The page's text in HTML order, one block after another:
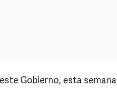
Gobierno, esta semana